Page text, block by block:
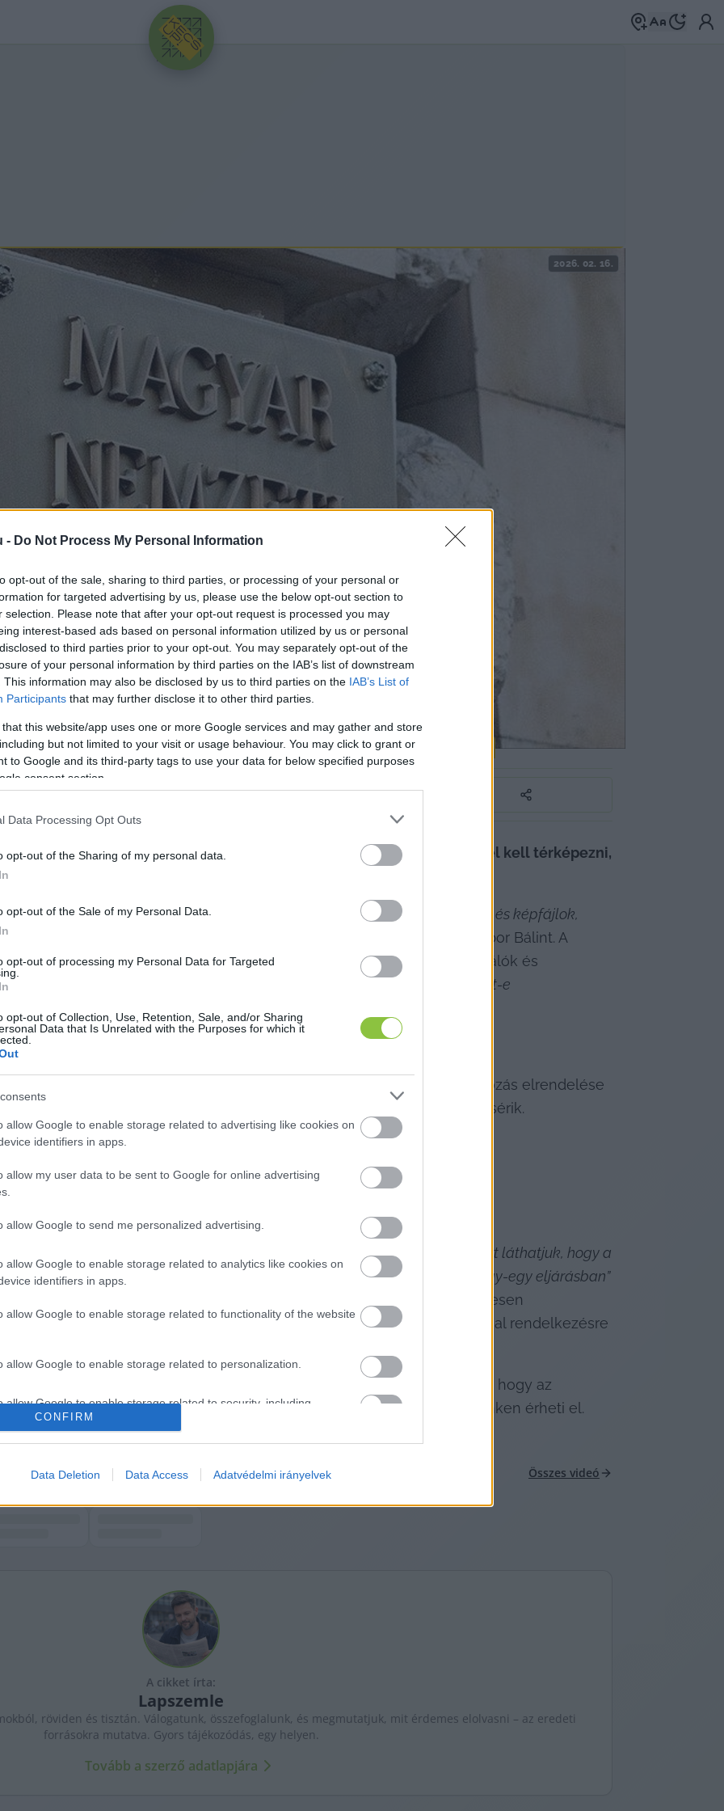
- Do Not Process My Personal Information
opt-out of the sale, sharing to third parties, or processing of your personal or
for targeted advertising by us, please use the below opt-out section to
selection. Please note that after your opt-out request is processed you may
interest-based ads based on personal information utilized by us or personal
to third parties prior to your opt-out. You may separately opt-out of the
of your personal information by third parties on the IAB’s list of downstream
This information may also be disclosed by us to third parties on the IAB’s List of
Participants that may further disclose it to other third parties.
that this website/app uses one or more Google services and may gather and store
but not limited to your visit or usage behaviour. You may click to grant or
to Google and its third-party tags to use your data for below specified purposes
consent section.
Data Processing Opt Outs
opt-out of the Sharing of my personal data.
opt-out of the Sale of my Personal Data.
opt-out of processing my Personal Data for Targeted
opt-out of Collection, Use, Retention, Sale, and/or Sharing
Data that Is Unrelated with the Purposes for which it
allow Google to enable storage related to advertising like cookies on
identifiers in apps.
allow my user data to be sent to Google for online advertising
allow Google to send me personalized advertising.
allow Google to enable storage related to analytics like cookies on
identifiers in apps.
allow Google to enable storage related to functionality of the website
allow Google to enable storage related to personalization.
allow Google to enable storage related to security, including
functionality and fraud prevention, and other user protection.
CONFIRM
Data Deletion Data Access Adatvédelmi irányelvek
HIRDETÉS
2026. 02. 16.
182 gigabyte-nyi adatot foglaltak le a hatóságok
2perc
bonyolult céghálók és átutalások vannak, amelyeket alaposan fel kell térképezni,
hogy történt-e bűncselekmény. Lapszemle.
során „182 gigabyte-nyi adatot foglaltak le a hatóságok. Ezek nem videó- és képfájlok,
mintegy 85 ezer fájlban”
Nagy Gábor Bálint. A
meg kell vizsgálni és elemezni. Az ügyben ugyanis bonyolult céghálók és
fel kell térképezni.
„Csak ezt követően lehet megállapítani, hogy történt-e
lebontva a
most úgy ítélik meg, hogy a Magyar Nemzeti Bankban zajló nyomozás elrendelése
még indokolható, az eljárást pedig folyamatosan figyelemmel kísérik.
magyar jelenség. Ha megnézzük a nemzetközi tapasztalatokat, azt láthatjuk, hogy a
okoz az időszerűség, ott sem az ügyek többségében, hanem egy-egy eljárásban”
a tucatügyek érdeklik, amelyek viszonylag gyorsan, zökkenőmentesen
lopásnál, ahol van beltéri kamera, biztonsági szolgálat, azonnal rendelkezésre
belül ítélet is születhet.
esik még a Szőlő utcai büntetőügyről, valamint hogy mi az oka annak, hogy az
tanúsít a nyilvánosság felé. A beszélgetést a forrásban megjelölt linken érheti el.
Összes videó
A cikket írta:
Lapszemle
röviden és tisztán. Válogatunk, összefoglalunk, és megmutatjuk, mit érdemes elolvasni – az eredeti
forrásokra mutatva. Gyors tájékozódás, egy helyen.
Tovább a szerző adatlapjára